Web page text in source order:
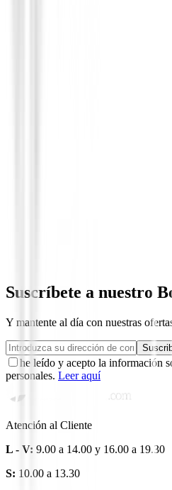
Suscríbete a nuestro
Y mantente al día con nuestras
he leído y acepto la información
personales. Leer aquí
Atención al Cliente
L - V: 9.00 a 14.00 y 16.00 a 19.30
S: 10.00 a 13.30